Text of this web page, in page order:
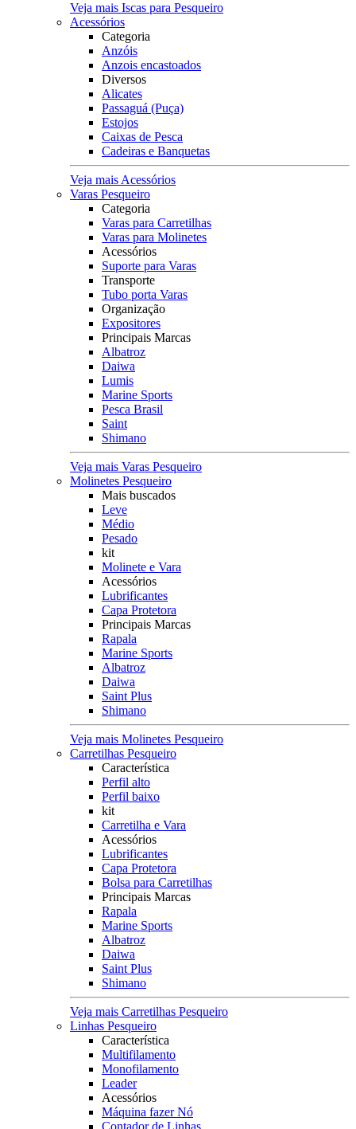
Veja mais Iscas para Pesqueiro
Acessórios
Categoria
Anzóis
Anzois encastoados
Diversos
Alicates
Passaguá (Puça)
Estojos
Caixas de Pesca
Cadeiras e Banquetas
Veja mais Acessórios
Varas Pesqueiro
Categoria
Varas para Carretilhas
Varas para Molinetes
Acessórios
Suporte para Varas
Transporte
Tubo porta Varas
Organização
Expositores
Principais Marcas
Albatroz
Daiwa
Lumis
Marine Sports
Pesca Brasil
Saint
Shimano
Veja mais Varas Pesqueiro
Molinetes Pesqueiro
Mais buscados
Leve
Médio
Pesado
kit
Molinete e Vara
Acessórios
Lubrificantes
Capa Protetora
Principais Marcas
Rapala
Marine Sports
Albatroz
Daiwa
Saint Plus
Shimano
Veja mais Molinetes Pesqueiro
Carretilhas Pesqueiro
Característica
Perfil alto
Perfil baixo
kit
Carretilha e Vara
Acessórios
Lubrificantes
Capa Protetora
Bolsa para Carretilhas
Principais Marcas
Rapala
Marine Sports
Albatroz
Daiwa
Saint Plus
Shimano
Veja mais Carretilhas Pesqueiro
Linhas Pesqueiro
Característica
Multifilamento
Monofilamento
Leader
Acessórios
Máquina fazer Nó
Contador de Linhas